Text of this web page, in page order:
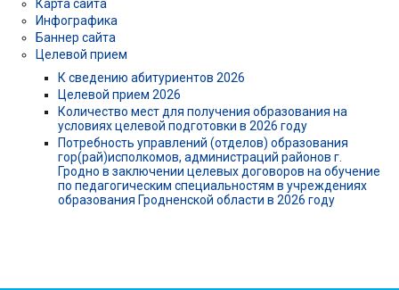
Карта сайта
Инфографика
Баннер сайта
Целевой прием
К сведению абитуриентов 2026
Целевой прием 2026
Количество мест для получения образования на
условиях целевой подготовки в 2026 году
Потребность управлений (отделов) образования
гор(рай)исполкомов, администраций районов г.
Гродно в заключении целевых договоров на обучение
по педагогическим специальностям в учреждениях
образования Гродненской области в 2026 году